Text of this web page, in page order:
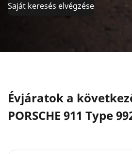
Saját keresés elvégzése
Évjáratok a
PORSCHE 911 Type